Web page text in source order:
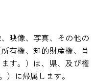
映像、写真、その他の
有権、知的財産権、肖
す。）は、県、及び権
）に帰属します。